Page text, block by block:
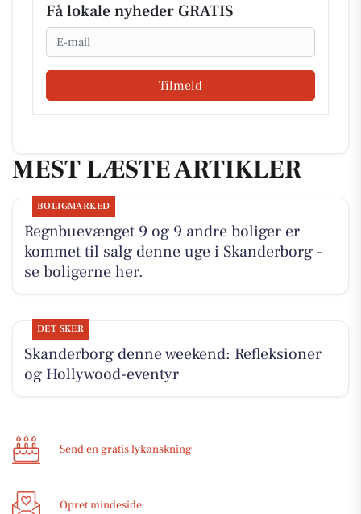
Få lokale nyheder GRATIS
Email
Tilmeld
MEST LÆSTE ARTIKLER
BOLIGMARKED
Regnbuevænget 9 og 9 andre boliger er
kommet til salg denne uge i Skanderborg -
se boligerne her.
DET SKER
Skanderborg denne weekend: Refleksioner
og Hollywood-eventyr
Send en gratis lykønskning
Opret mindeside